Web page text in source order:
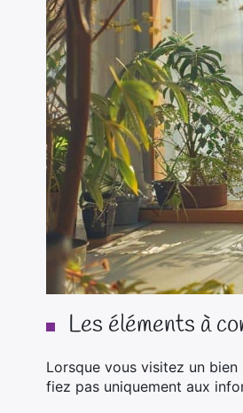
Les éléments à
Lorsque vous visitez un
fiez pas uniquement aux